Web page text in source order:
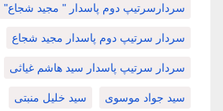
سردارسرتیپ دوم پاسدار " مجید شجاع"
سردار سرتیپ دوم پاسدار مجید شجاع
سردار سرتیپ پاسدار سید هاشم غیاثی
سید جواد موسوی سید خلیل منبتی